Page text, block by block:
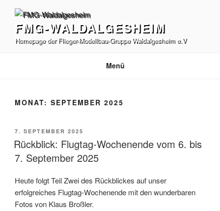
Inhalt
springenFMG-WALDALGESHEIM
Homepage der Flieger-Modellbau-Gruppe Waldalgesheim e.V
Menü
MONAT: SEPTEMBER 2025
VERÖFFENTLICHT
AM
7. SEPTEMBER 2025
Rückblick: Flugtag-Wochenende vom 6. bis
7. September 2025
Heute folgt Teil Zwei des Rückblickes auf unser
erfolgreiches Flugtag-Wochenende mit den wunderbaren
Fotos von Klaus Broßler.